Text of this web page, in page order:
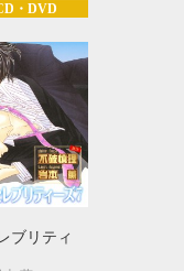
・DVD
ブリティ